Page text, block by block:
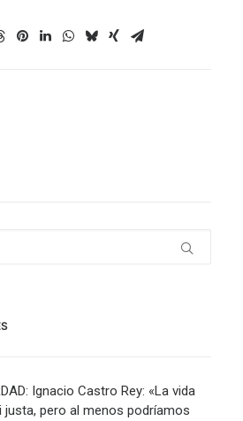
Ignacio Castro Rey: «La vida
pero al menos podríamos